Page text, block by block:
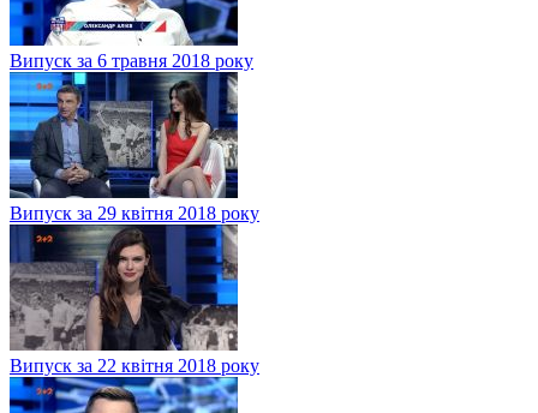
Випуск за 6 травня 2018 року
Випуск за 29 квітня 2018 року
Випуск за 22 квітня 2018 року